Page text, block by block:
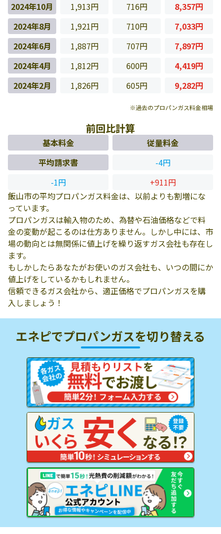
2024年10月
1,913円 716円
8,357円
2024年8月
1,921円 710円
7,033円
2024年6月
1,887円 707円
7,897円
2024年4月
1,812円 600円
4,419円
2024年2月
1,826円 605円 9,282円
※過去のプロパンガス料金相場
前回比計算
基本料金
従量料金
平均請求書
-4円
-1円
+911円
飯山市の平均プロパンガス料金は、以前よりも割増にな
っています。
プロパンガスは輸入物のため、為替や石油価格などで料
金の変動が起こるのは仕方ありません。しかし中には、市
場の動向とは無関係に値上げを繰り返すガス会社も存在し
ます。
もしかしたらあなたがお使いのガス会社も、いつの間にか
値上げをしているかもしれません。
信頼できるガス会社から、適正価格でプロパンガスを購
入しましょう！
エネピでプロパンガスを切り替える